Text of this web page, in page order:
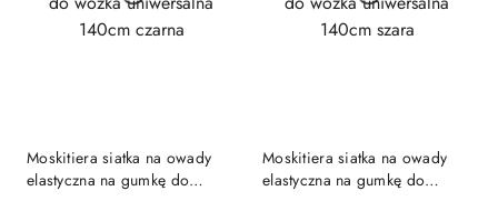
Moskitiera siatka na owady
elastyczna na gumkę do
Moskitiera siatka na owady
elastyczna na gumkę do